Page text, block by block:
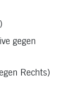
gegen
Rechts)